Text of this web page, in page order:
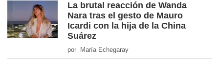
La brutal reacción de Wanda
Nara tras el gesto de Mauro
Icardi con la hija de la China
Suárez
por María Echegaray